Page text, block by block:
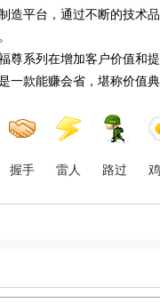
造平台，通过不断的技术
尊系列在增加客户价值和
一款能赚会省，堪称价值
握手 雷人 路过